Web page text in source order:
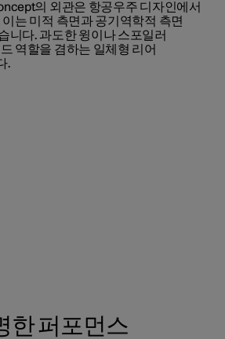
의 외관은 항공우주 디자인에서
이는 미적 측면과공기역학적 측면
니다. 과도한윙이나스포일러
역할을 겸하는 일체형 리어
.
한 퍼포먼스